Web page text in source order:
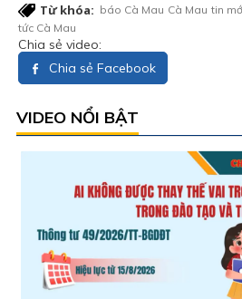
Từ khóa: báo Cà Mau Cà Mau tin
tức Cà Mau
Chia sẻ video:
Chia sẻ Facebook
VIDEO NỔI BẬT